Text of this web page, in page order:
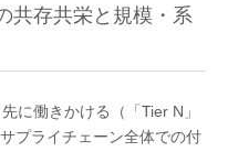
共存共栄と規模・系
に働きかける（「Tier N」
プライチェーン全体での付